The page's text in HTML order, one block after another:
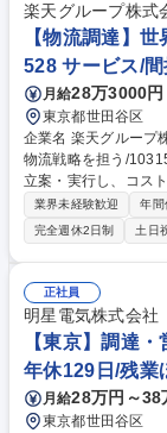
京/購買管理】世界シ
楽天グループ株式
【物流調達】
528 サービス/
月給28万3000
東京都世田谷区
企業名 楽天グループ株式会社 求人名 □【物流調達】
物流戦略を担う/1031528 仕事の内容 楽天グループ全体の物流
立案・実行し、コス
がミッションです。
削減等）の策定および実行 ■市場動向、コスト構造、サプラ
詳細な調査・分析 ■
件交渉 ■購買実績デ
約書のレビュー、交
書）・RFQ（見積依
ら、会社の競争力に直
種 □【物流調達】世
業界未経験歓迎 年間
完全週休2日制
土日
正社員
明星電気株式会社
【東京】調達
年休129日/残業
月給28万円～38
東京都世田谷区